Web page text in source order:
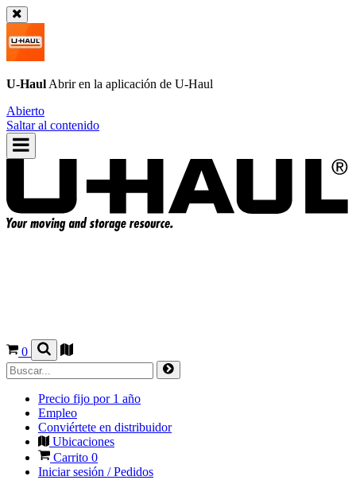
U-Haul Abrir en la aplicación de U-Haul
Abierto
Saltar al contenido
0
Precio fijo por 1 año
Empleo
Conviértete en distribuidor
Ubicaciones
Carrito 0
Iniciar sesión / Pedidos